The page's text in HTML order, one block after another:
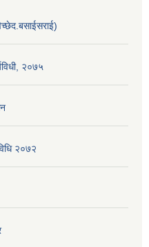
२०७५
२०७२